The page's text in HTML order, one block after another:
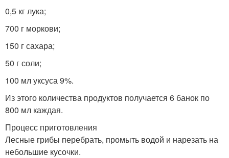
0,5 кг лука;
700 г моркови;
150 г сахара;
50 г соли;
100 мл уксуса 9%.
Из этого количества продуктов получается 6 банок по
800 мл каждая.
Процесс приготовления
Лесные грибы перебрать, промыть водой и нарезать на
небольшие кусочки.